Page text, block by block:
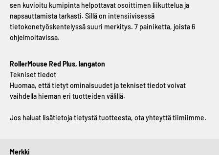
sen kuvioitu kumipinta helpottavat osoittimen liikuttelua ja
napsauttamista tarkasti. Sillä on intensiivisessä
tietokonetyöskentelyssä suuri merkitys. 7 painiketta, joista 6
ohjelmoitavissa.
RollerMouse Red Plus, langaton
Tekniset tiedot
Huomaa, että tietyt ominaisuudet ja tekniset tiedot voivat
vaihdella hieman eri tuotteiden välillä.
Jos haluat lisätietoja tietystä tuotteesta, ota yhteyttä tiimiimme.
Merkki